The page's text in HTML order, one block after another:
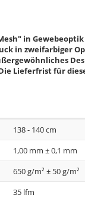
in
in zweifarbiger
Lieferfrist für
138 - 140 cm
1,00 mm ± 0,1 mm
650 g/m² ± 50 g/m²
35 lfm